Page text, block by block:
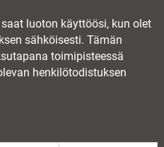
luoton käyttöösi, kun olet
sähköisesti. Tämän
toimipisteessä
henkilötodistuksen